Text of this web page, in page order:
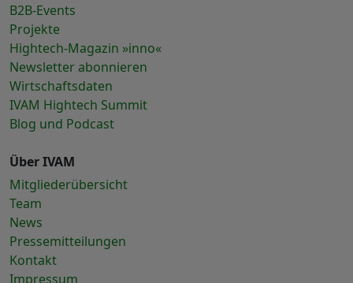
B2B-Events
Projekte
Hightech-Magazin »inno«
Newsletter abonnieren
Wirtschaftsdaten
IVAM Hightech Summit
Blog und Podcast
Über IVAM
Mitgliederübersicht
Team
News
Pressemitteilungen
Kontakt
Impressum